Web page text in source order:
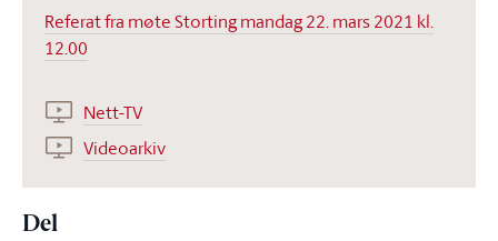
Referat fra møte Storting mandag 22. mars 2021 kl.
12.00
Nett-TV
Videoarkiv
Del